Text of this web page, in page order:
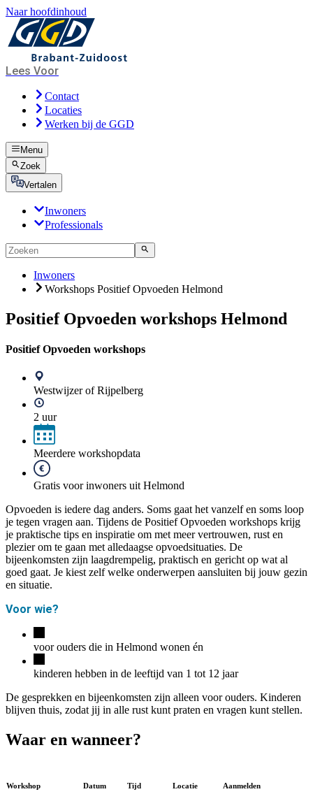
Naar hoofdinhoud
Lees Voor
Contact
Locaties
Werken bij de GGD
Menu
Zoek
Vertalen
Inwoners
Professionals
Inwoners
Workshops Positief Opvoeden Helmond
Positief Opvoeden workshops Helmond
Positief Opvoeden workshops
Westwijzer of Rijpelberg
2 uur
Meerdere workshopdata
Gratis voor inwoners uit Helmond
Opvoeden is iedere dag anders. Soms gaat het vanzelf en soms loop
je tegen vragen aan. Tijdens de Positief Opvoeden workshops krijg
je praktische tips en inspiratie om met meer vertrouwen, rust en
plezier om te gaan met alledaagse opvoedsituaties. De
bijeenkomsten zijn laagdrempelig, praktisch en gericht op wat al
goed gaat. Je kiest zelf welke onderwerpen aansluiten bij jouw gezin
en situatie.
Voor wie?
voor ouders die in Helmond wonen én
kinderen hebben in de leeftijd van 1 tot 12 jaar
De gesprekken en bijeenkomsten zijn alleen voor ouders. Kinderen
blijven thuis, zodat jij in alle rust kunt praten en vragen kunt stellen.
Waar en wanneer?
Workshop Datum Tijd Locatie Aanmelden